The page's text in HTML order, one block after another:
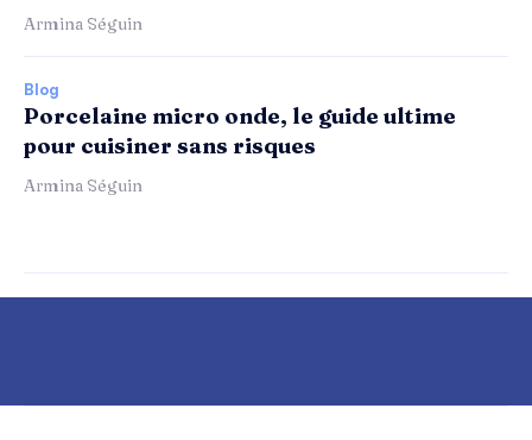
Armina Séguin
Blog
Porcelaine micro onde, le guide ultime
pour cuisiner sans risques
Armina Séguin